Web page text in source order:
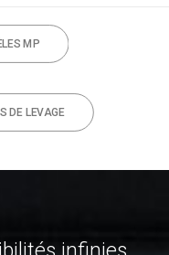
MP
DE LEVAGE